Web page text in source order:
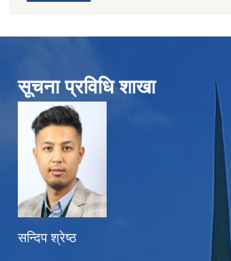
सूचना प्रविधि शाखा
सन्दिप श्रेष्ठ